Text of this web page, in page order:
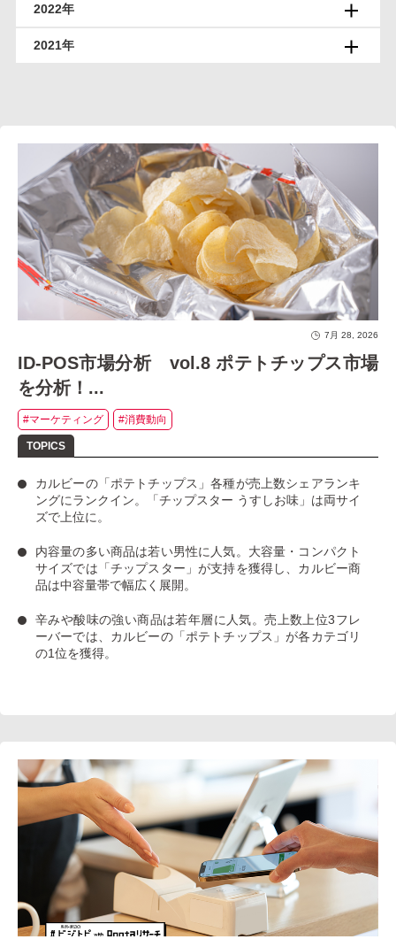
2022年
2021年
7月 28, 2026
ID-POS市場分析 vol.8 ポテトチップス市場
を分析！...
#マーケティング #消費動向
カルビーの「ポテトチップス」各種が売上数シェアランキ
ングにランクイン。
「チップスター うすしお味」 は両サイ
ズで上位に。
内容量の多い商品は若い男性に人気。大容量・コンパクト
サイズでは「チップスター」が支持を獲得し、カルビー商
品は中容量帯で幅広く展開。
辛みや酸味の強い商品は若年層に人気。売上数上位3フレ
ーバーでは、カルビーの「ポテトチップス」が各カテゴリ
の1位を獲得。